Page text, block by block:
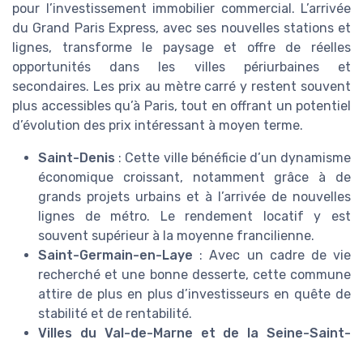
pour l’investissement immobilier commercial. L’arrivée
du Grand Paris Express, avec ses nouvelles stations et
lignes, transforme le paysage et offre de réelles
opportunités dans les villes périurbaines et
secondaires. Les prix au mètre carré y restent souvent
plus accessibles qu’à Paris, tout en offrant un potentiel
d’évolution des prix intéressant à moyen terme.
Saint-Denis : Cette ville bénéficie d’un dynamisme
économique croissant, notamment grâce à de
grands projets urbains et à l’arrivée de nouvelles
lignes de métro. Le rendement locatif y est
souvent supérieur à la moyenne francilienne.
Saint-Germain-en-Laye : Avec un cadre de vie
recherché et une bonne desserte, cette commune
attire de plus en plus d’investisseurs en quête de
stabilité et de rentabilité.
Villes du Val-de-Marne et de la Seine-Saint-